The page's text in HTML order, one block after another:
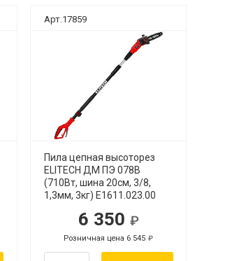
Арт.17859
Пила цепная высоторез
ELITECH ДМ ПЭ 078В
(710Вт, шина 20см, 3/8,
1,3мм, 3кг) E1611.023.00
6 350
Розничная цена 6 545